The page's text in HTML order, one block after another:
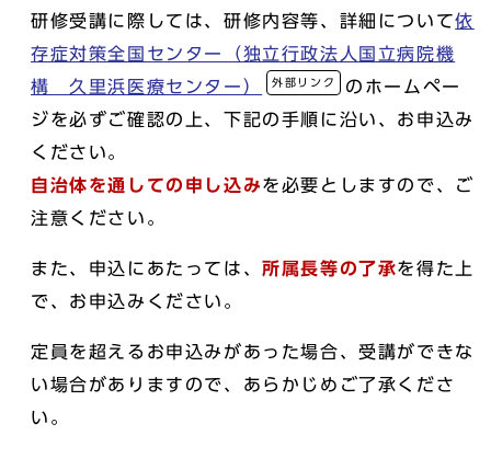
研修受講に際しては、研修内容等、詳細について依
存症対策全国センター（独立行政法人国立病院機
構 久里浜医療センター）
外部リンク
のホームペー
ジを必ずご確認の上、下記の手順に沿い、お申込み
ください。
自治体を通しての申し込みを必要としますので、ご
注意ください。
また、申込にあたっては、所属長等の了承を得た上
で、お申込みください。
定員を超えるお申込みがあった場合、受講ができな
い場合がありますので、あらかじめご了承くださ
い。